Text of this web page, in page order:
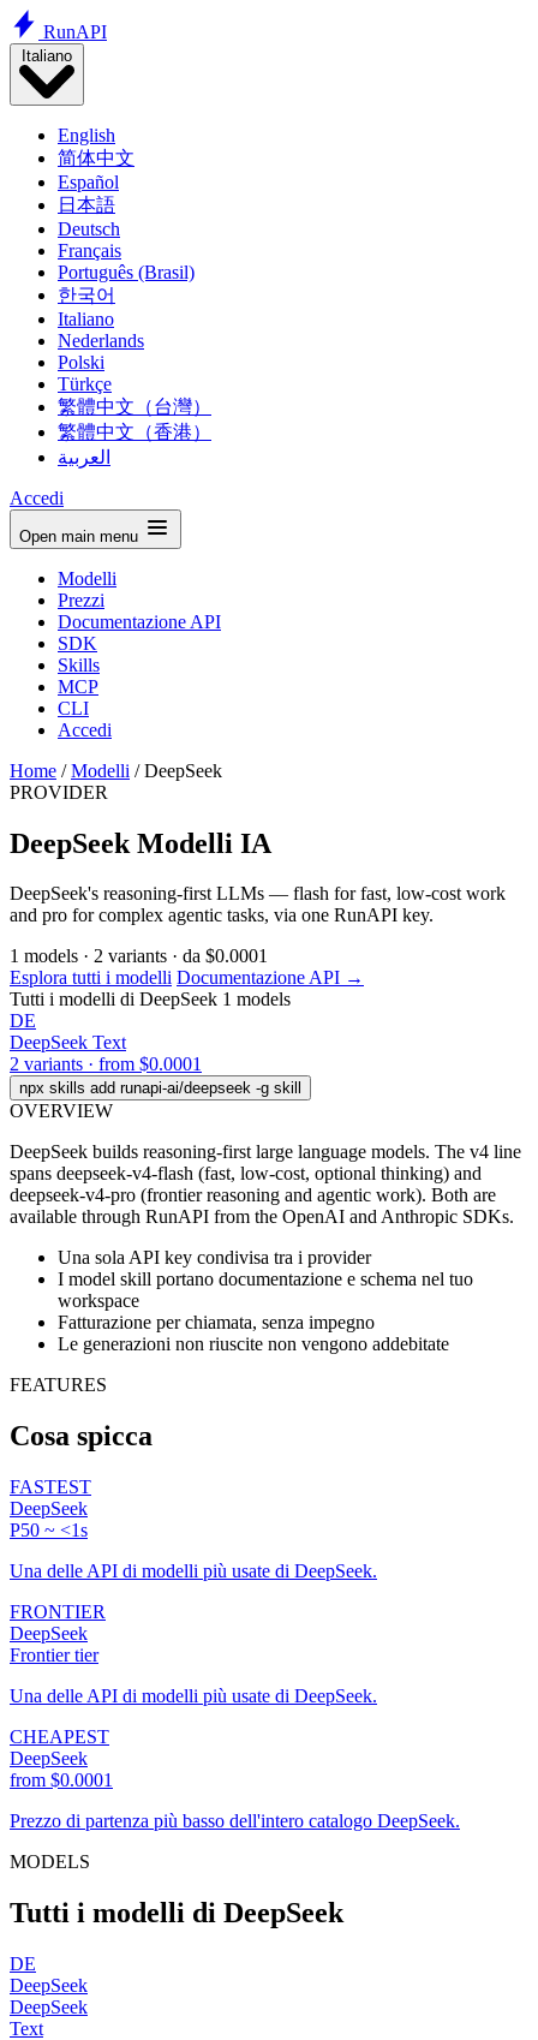
RunAPI
Italiano
English
简体中文
Español
日本語
Deutsch
Français
Português (Brasil)
한국어
Italiano
Nederlands
Polski
Türkçe
繁體中文（台灣）
繁體中文（香港）
العربية
Accedi
Open main menu
Modelli
Prezzi
Documentazione API
SDK
Skills
MCP
CLI
Accedi
Home / Modelli / DeepSeek
PROVIDER
DeepSeek Modelli IA
DeepSeek's reasoning-first LLMs — flash for fast, low-cost work
and pro for complex agentic tasks, via one RunAPI key.
1 models · 2 variants · da $0.0001
Esplora tutti i modelli Documentazione API →
Tutti i modelli di DeepSeek 1 models
DE
DeepSeek Text
2 variants · from $0.0001
npx skills add runapi-ai/deepseek -g skill
OVERVIEW
DeepSeek builds reasoning-first large language models. The v4 line
spans deepseek-v4-flash (fast, low-cost, optional thinking) and
deepseek-v4-pro (frontier reasoning and agentic work). Both are
available through RunAPI from the OpenAI and Anthropic SDKs.
Una sola API key condivisa tra i provider
I model skill portano documentazione e schema nel tuo
workspace
Fatturazione per chiamata, senza impegno
Le generazioni non riuscite non vengono addebitate
FEATURES
Cosa spicca
FASTEST
DeepSeek
P50 ~ <1s
Una delle API di modelli più usate di DeepSeek.
FRONTIER
DeepSeek
Frontier tier
Una delle API di modelli più usate di DeepSeek.
CHEAPEST
DeepSeek
from $0.0001
Prezzo di partenza più basso dell'intero catalogo DeepSeek.
MODELS
Tutti i modelli di DeepSeek
DE
DeepSeek
DeepSeek
Text